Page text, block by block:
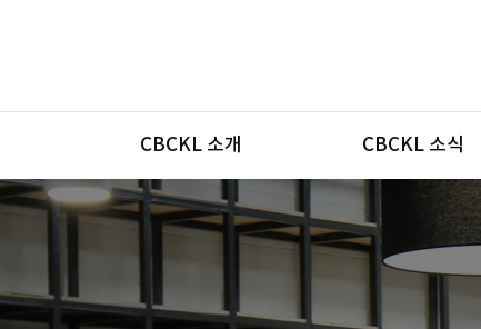
메뉴
CBCKL 소개 CBCKL 소식